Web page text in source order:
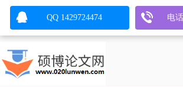
QQ 1429724474 电